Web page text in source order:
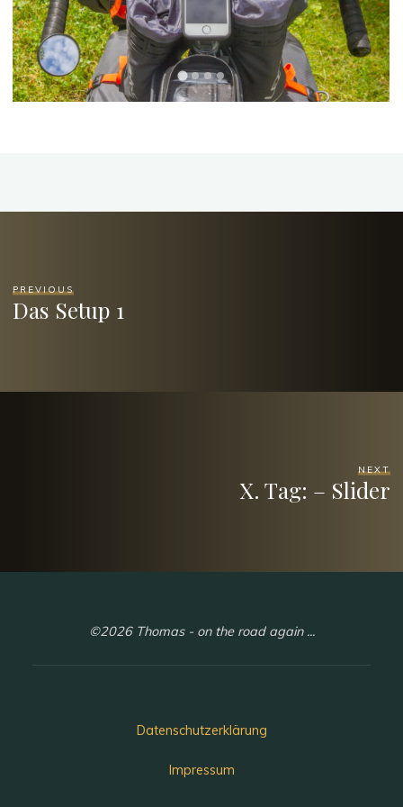
PREVIOUS
Das Setup 1
NEXT
X. Tag: – Slider
©2026 Thomas - on the road again ...
Datenschutzerklärung
Impressum